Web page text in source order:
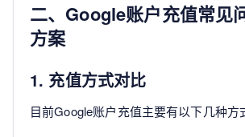
二、Google账户充值常见
方案
1. 充值方式对比
目前Google账户充值主要有以下几种方